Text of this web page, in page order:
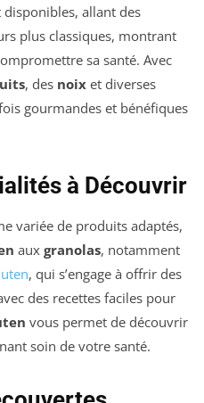
disponibles, allant des
plus classiques, montrant
sa santé. Avec
, des noix et diverses
gourmandes et bénéfiques
à Découvrir
variée de produits adaptés,
aux granolas, notamment
, qui s’engage à offrir des
des recettes faciles pour
vous permet de découvrir
soin de votre santé.